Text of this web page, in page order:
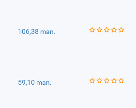
106,38 man.
59,10 man.